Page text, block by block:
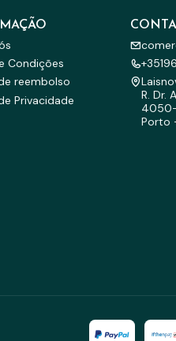
Condições
reembolso
Privacidade
R. Dr.
Porto